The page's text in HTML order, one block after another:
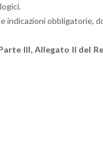
in­di­ca­zio­ni ob­bli­ga­to­rie,
III, Al­le­ga­to II del